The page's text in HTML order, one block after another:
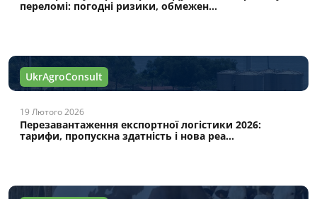
переломі: погодні ризики, обмежен...
UkrAgroConsult
19 Лютого 2026
Перезавантаження експортної логістики 2026:
тарифи, пропускна здатність і нова реа...